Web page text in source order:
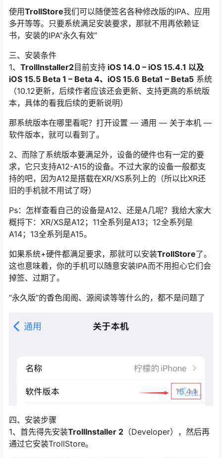
使用TrollStore我们可以随便签名各种修改版的IPA、应用
多开等等。只要系统满足安装要求，那就不用再依赖证
书，安装的IPA“永久有效”
三、安装条件
1、 Trolllnstaller2目前支持 iOS 14.0 – iOS 15.4.1 以及
iOS 15.5 Beta 1 – Beta 4、iOS 15.6 Beta1 – Beta5 系统
（10.12更新，后续作者应该还会更新、支持更高的系统版
本，具体的看我后续的更新说明）
那系统版本在哪里看呢？打开设置 — 通用 — 关于本机 —
软件版本，就可以看到了。
2、而除了系统版本要满足外，设备的硬件也有一定的要
求，它只支持A12-A15的设备。不过大家的设备一般都支
持的吧，因为A12是搭载在XR/XS系列上的（所以比XR还
旧的手机就不用试了呀）
Ps：怎样查看自己的设备是A12、还是A几呢？我给大家大
概捋下：XR/XS是A12；11全系列是A13；12全系列是
A14；13全系列是A15。
如果系统+硬件都满足要求，那就可以安装TrollStore了。
这也意味着，你的手机可以随意安装IPA而不用担心它们会
掉签、过期了。
“永久版”的香色闺阁、源阅读等等什么的，都不是问题了
四、安装步骤
1、首先得先安装TrollInstaller 2 （Developer），然后再
通过它安装TrollStore。